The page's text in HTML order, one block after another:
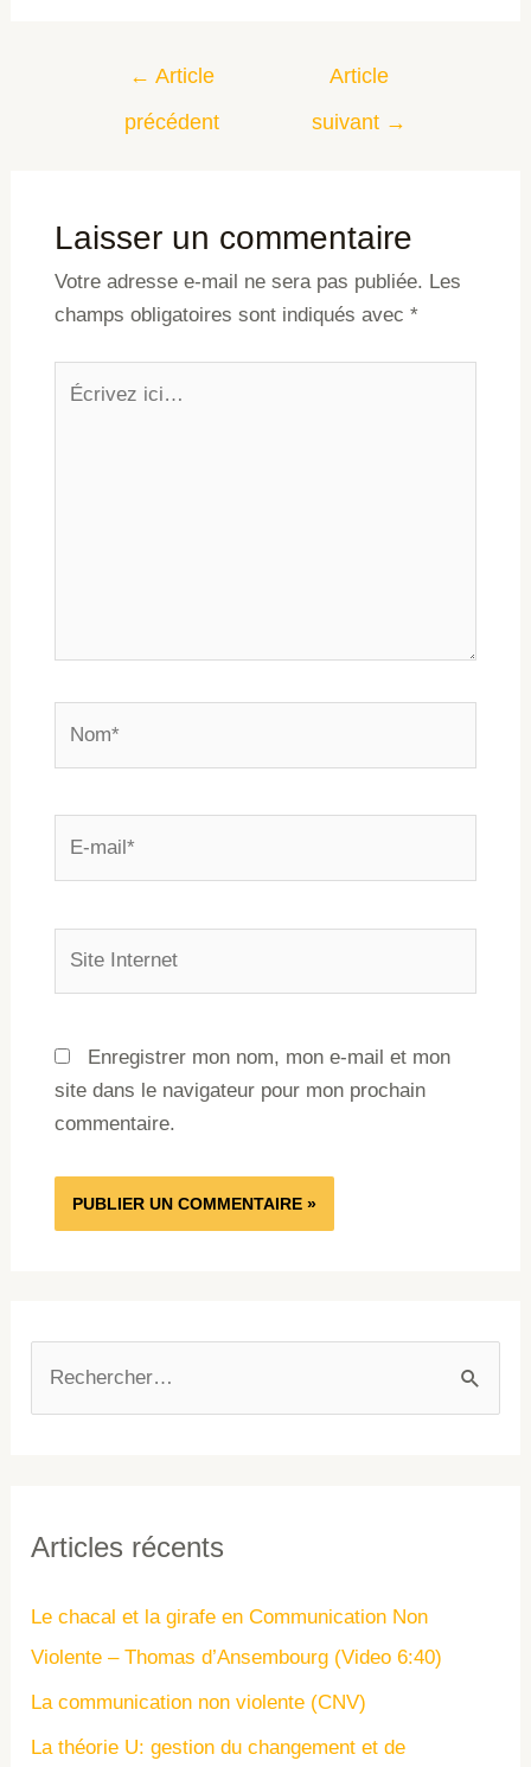
← Article
précédent
Article
suivant →
Laisser un commentaire
Votre adresse e-mail ne sera pas publiée. Les
champs obligatoires sont indiqués avec *
Enregistrer mon nom, mon e-mail et mon
site dans le navigateur pour mon prochain
commentaire.
Articles récents
Le chacal et la girafe en Communication Non
Violente – Thomas d’Ansembourg (Video 6:40)
La communication non violente (CNV)
La théorie U: gestion du changement et de